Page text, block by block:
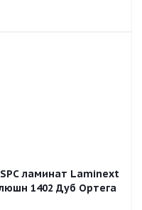
ламинат Laminext
1402 Дуб Ортега